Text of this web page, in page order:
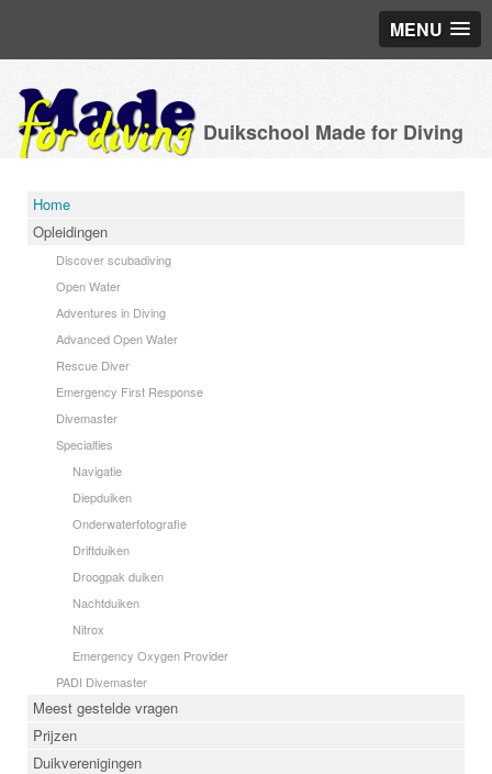
MENU
Duikschool Made for Diving
Home
Opleidingen
Discover scubadiving
Open Water
Adventures in Diving
Advanced Open Water
Rescue Diver
Emergency First Response
Divemaster
Specialties
Navigatie
Diepduiken
Onderwaterfotografie
Driftduiken
Droogpak duiken
Nachtduiken
Nitrox
Emergency Oxygen Provider
PADI Divemaster
Meest gestelde vragen
Prijzen
Duikverenigingen